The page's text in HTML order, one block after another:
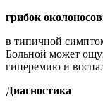
грибок
в типичной
Больной может
гиперемию и
Диагностика